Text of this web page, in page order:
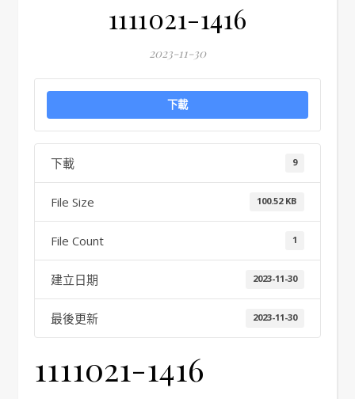
1111021-1416
2023-11-30
下載
下載 9
File Size 100.52 KB
File Count 1
建立日期 2023-11-30
最後更新 2023-11-30
1111021-1416